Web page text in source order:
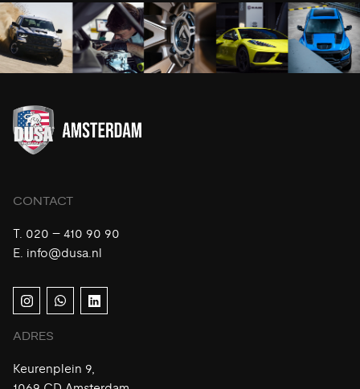
CONTACT
T. 020 – 410 90 90
E. info@dusa.nl
ADRES
Keurenplein 9,